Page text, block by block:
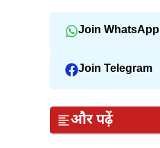
Join WhatsApp
Join Telegram
और पढ़ें